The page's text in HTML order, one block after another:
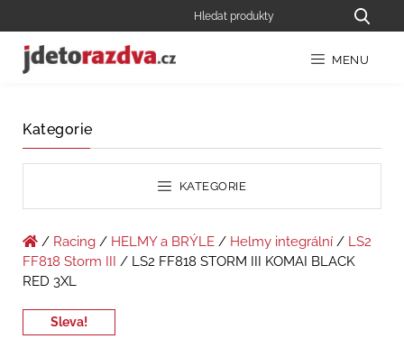
MENU
Kategorie
KATEGORIE
/ Racing / HELMY a BRÝLE / Helmy integrální / LS2
FF818 Storm III
/ LS2 FF818 STORM III KOMAI BLACK
RED 3XL
Sleva!